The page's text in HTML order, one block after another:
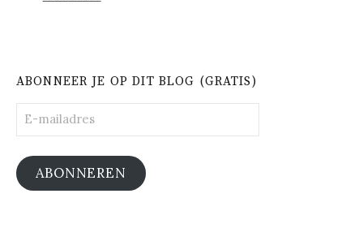
ABONNEER JE OP DIT BLOG (GRATIS)
mailadres
ABONNEREN